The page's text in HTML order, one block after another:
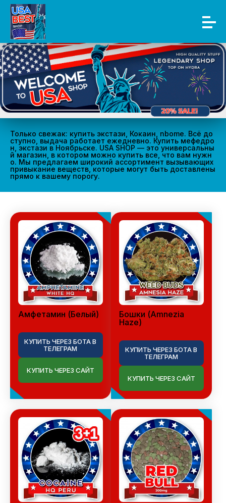
Только свежак: купить экстази, Кокаин, nbome. Всё до
ступно, выдача работает ежедневно. Купить мефедро
н, экстази в Ноябрьске. USA SHOP — это универсальны
й магазин, в котором можно купить все, что вам нужн
о. Мы предлагаем широкий ассортимент вызывающих
привыкание веществ, которые могут быть доставлены
прямо к вашему порогу.
Амфетамин (Белый)
КУПИТЬ ЧЕРЕЗ БОТА В
ТЕЛЕГРАМ
КУПИТЬ ЧЕРЕЗ САЙТ
Бошки (Amnezia
Haze)
КУПИТЬ ЧЕРЕЗ БОТА В
ТЕЛЕГРАМ
КУПИТЬ ЧЕРЕЗ САЙТ